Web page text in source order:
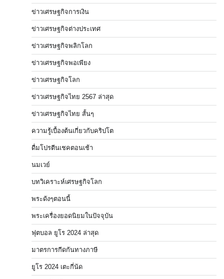
ข่าวเศรษฐกิจการเงิน
ข่าวเศรษฐกิจต่างประเทศ
ข่าวเศรษฐกิจพลิกโลก
ข่าวเศรษฐกิจพอเพียง
ข่าวเศรษฐกิจโลก
ข่าวเศรษฐกิจไทย 2567 ล่าสุด
ข่าวเศรษฐกิจไทย สั้นๆ
ความรู้เบื้องต้นเกี่ยวกับคริปโต
ดื่มโปรตีนเชคตอนเช้า
นมเวย์
บทวิเคราะห์เศรษฐกิจโลก
พระดังๆตอนนี้
พระเครื่องยอดนิยมในปัจจุบัน
ฟุตบอล ยูโร 2024 ล่าสุด
มาตรการกีดกันทางภาษี
ยูโร 2024 เตะกี่นัด